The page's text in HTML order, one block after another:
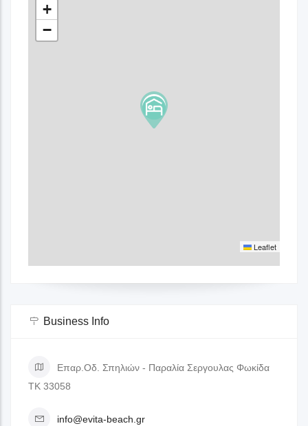
+
−
Leaflet
Business Info
Επαρ.Οδ. Σπηλιών - Παραλία Σεργουλας Φωκίδα
ΤΚ 33058
info@evita-beach.gr